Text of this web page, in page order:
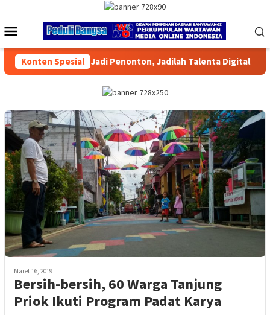
konten
Menu
Mobile
Konten Spesial
Talenta Digital Muktamar XVI Tapak Suci Resmi
Maret 16, 2019
Bersih-bersih, 60 Warga Tanjung
Priok Ikuti Program Padat Karya